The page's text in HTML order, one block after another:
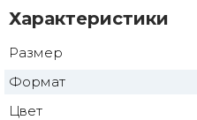
Характеристики
Размер
Формат
Цвет